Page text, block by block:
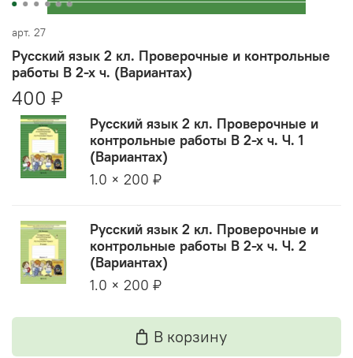
арт. 27
Русский язык 2 кл. Проверочные и контрольные
работы В 2-х ч. (Вариантах)
400 ₽
Русский язык 2 кл. Проверочные и
контрольные работы В 2-х ч. Ч. 1
(Вариантах)
1.0 × 200 ₽
Русский язык 2 кл. Проверочные и
контрольные работы В 2-х ч. Ч. 2
(Вариантах)
1.0 × 200 ₽
В корзину